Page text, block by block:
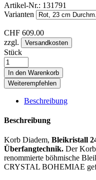
Artikel-Nr.: 131791
Varianten
CHF 609.00
zzgl.
Versandkosten
Stück
In den Warenkorb
Weiterempfehlen
Beschreibung
Beschreibung
Korb Diadem, Bleikristall
Überfangtechnik. Der
renommierte böhmische
CRYSTAL BOHEMIAE